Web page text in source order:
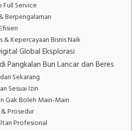
Full Service
Berpengalaman
& Kepercayaan Bisnis Naik
Global Eksplorasi
Pangkalan Bun Lancar dan Beres
Sekarang
Sesuai Izin
Gak Boleh Main-Main
Prosedur
Profesional